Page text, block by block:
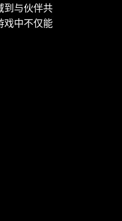
到与伙伴共
戏中不仅能